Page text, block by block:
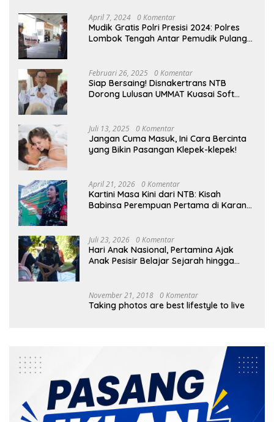
April 7, 2024 0 Komentar
Mudik Gratis Polri Presisi 2024: Polres
Lombok Tengah Antar Pemudik Pulang
Februari 26, 2025 0 Komentar
Siap Bersaing! Disnakertrans NTB
Dorong Lulusan UMMAT Kuasai Soft
Juli 13, 2025 0 Komentar
Jangan Cuma Masuk, Ini Cara Bercinta
yang Bikin Pasangan Klepek-klepek!
April 21, 2026 0 Komentar
Kartini Masa Kini dari NTB: Kisah
Babinsa Perempuan Pertama di Karang
Juli 23, 2026 0 Komentar
Hari Anak Nasional, Pertamina Ajak
Anak Pesisir Belajar Sejarah hingga
November 21, 2018 0 Komentar
Taking photos are best lifestyle to live